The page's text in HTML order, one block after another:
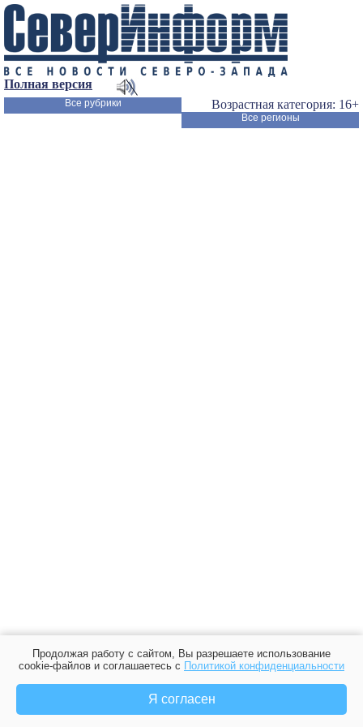
Полная версия
Возрастная категория: 16+
Все рубрики
Все регионы
Продолжая работу с сайтом, Вы разрешаете использование
cookie-файлов и соглашаетесь с Политикой конфиденциальности
Я согласен